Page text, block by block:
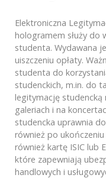
Elektroniczna
hologramem służy do
studenta. Wydawana
uiszczeniu opłaty.
studenta do
studenckich, m.in. do
legitymację studencką
galeriach i na
studencka uprawnia
również po
również kartę ISIC lub
które zapewniają
handlowych i